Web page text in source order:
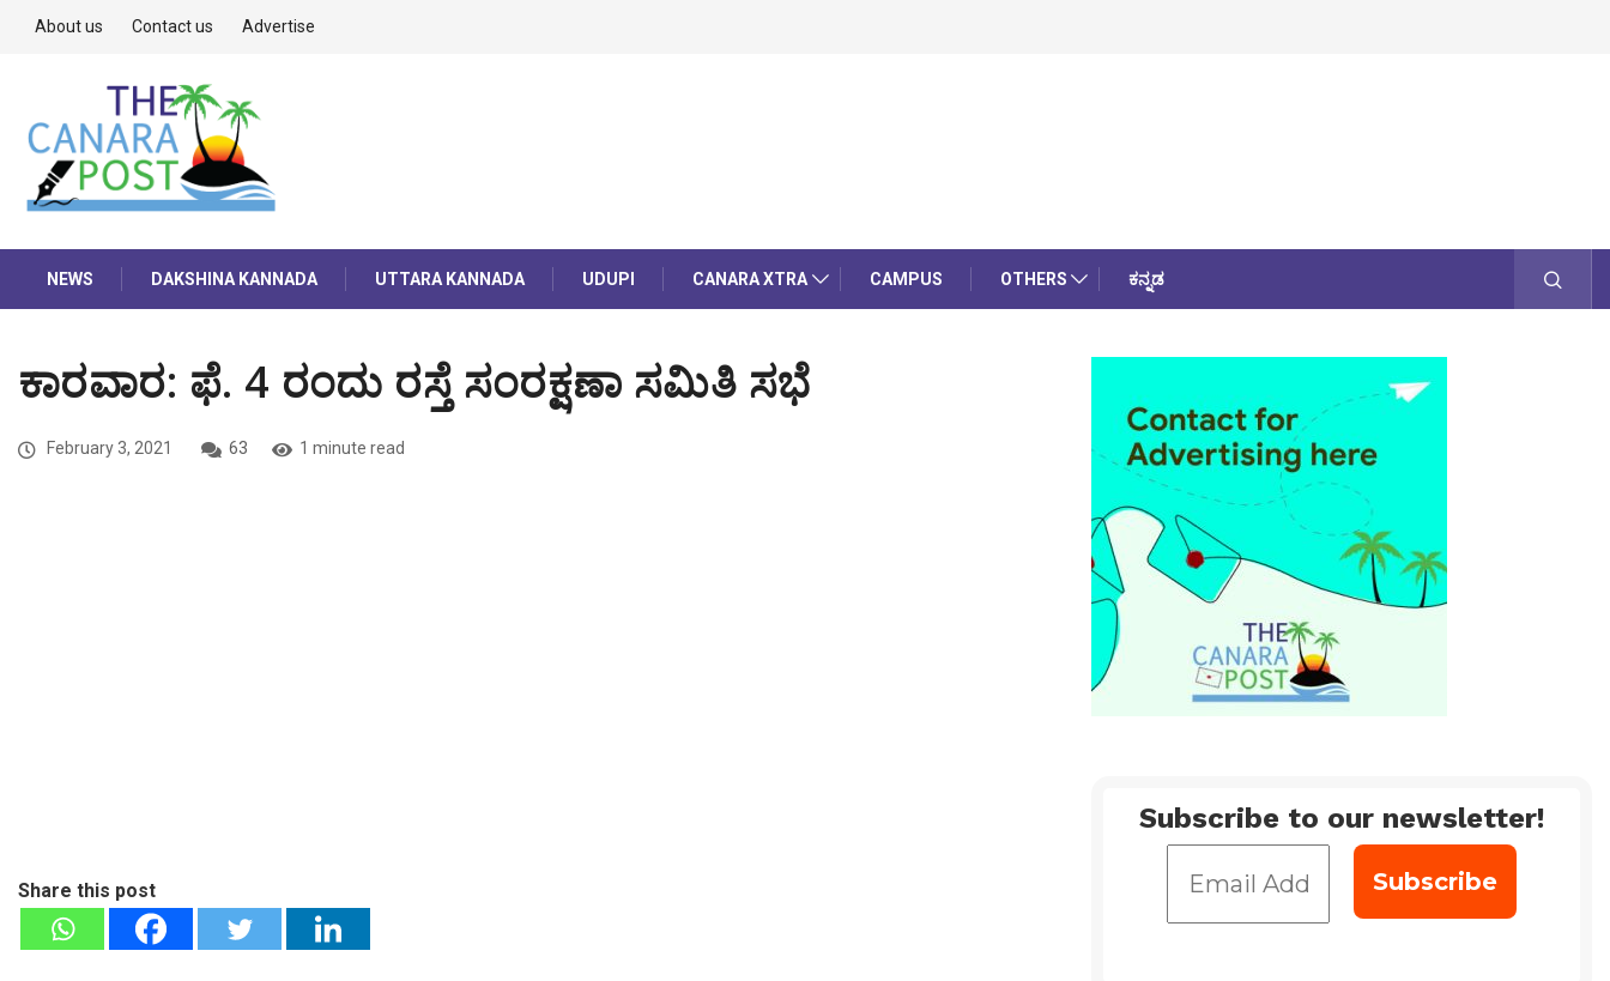
About us Contact us Advertise
NEWS DAKSHINA KANNADA UTTARA KANNADA UDUPI CANARA XTRA CAMPUS OTHERS ಕನ್ನಡ
ಕಾರವಾರ: ಫೆ. 4 ರಂದು ರಸ್ತೆ ಸಂರಕ್ಷಣಾ ಸಮಿತಿ ಸಭೆ
February 3, 2021 63 1 minute read
Share this post
Subscribe to our newsletter!